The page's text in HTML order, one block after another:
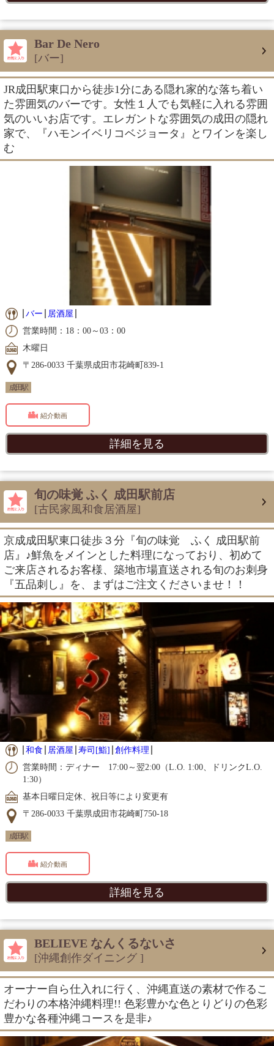
Bar De Nero
[バー]
JR成田駅東口から徒歩1分にある隠れ家的な落ち着い
た雰囲気のバーです。女性１人でも気軽に入れる雰囲
気のいいお店です。エレガントな雰囲気の成田の隠れ
家で、『ハモンイベリコベジョータ』とワインを楽し
む
バー
居酒屋
営業時間：18：00～03：00
木曜日
〒286-0033 千葉県成田市花崎町839-1
成田駅
紹介動画
詳細を見る
旬の味覚 ふく 成田駅前店
[古民家風和食居酒屋]
京成成田駅東口徒歩３分『旬の味覚 ふく 成田駅前
店』♪鮮魚をメインとした料理になっており、初めて
ご来店されるお客様、築地市場直送される旬のお刺身
『五品刺し』を、まずはご注文くださいませ！！
和食 居酒屋 寿司[鮨]
創作料理
営業時間：ディナー 17:00～翌2:00（L.O. 1:00、ドリンクL.O.
1:30）
基本日曜日定休、祝日等により変更有
〒286-0033 千葉県成田市花崎町750-18
成田駅
紹介動画
詳細を見る
BELIEVE なんくるないさ
[沖縄創作ダイニング ]
オーナー自ら仕入れに行く、沖縄直送の素材で作るこ
だわりの本格沖縄料理!! 色彩豊かな色とりどりの色彩
豊かな各種沖縄コースを是非♪